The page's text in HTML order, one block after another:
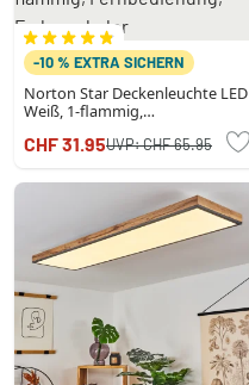
-10 % EXTRA SICHERN
Norton Star Deckenleuchte LED
Weiß, 1-flammig,
Fernbedienung, Farbwechsler
CHF 31.95UVP:CHF 65.95